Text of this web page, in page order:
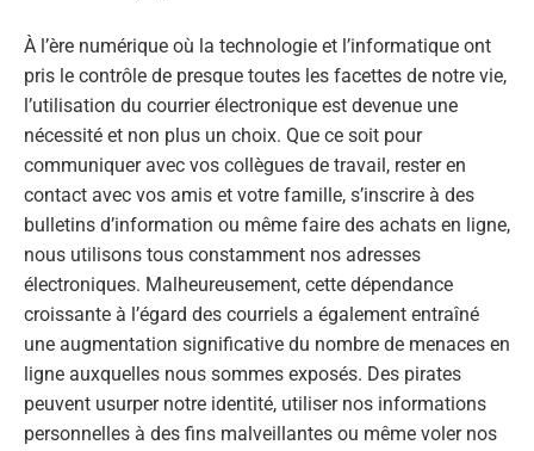
À l’ère numérique où la technologie et l’informatique ont
pris le contrôle de presque toutes les facettes de notre vie,
l’utilisation du courrier électronique est devenue une
nécessité et non plus un choix. Que ce soit pour
communiquer avec vos collègues de travail, rester en
contact avec vos amis et votre famille, s’inscrire à des
bulletins d’information ou même faire des achats en ligne,
nous utilisons tous constamment nos adresses
électroniques. Malheureusement, cette dépendance
croissante à l’égard des courriels a également entraîné
une augmentation significative du nombre de menaces en
ligne auxquelles nous sommes exposés. Des pirates
peuvent usurper notre identité, utiliser nos informations
personnelles à des fins malveillantes ou même voler nos